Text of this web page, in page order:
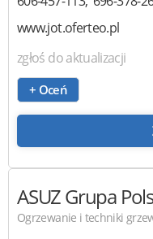
www.jot.oferteo.pl
zgłoś do aktualizacji
+ Oceń
ASUZGrupa
Ogrzewanie i techniki